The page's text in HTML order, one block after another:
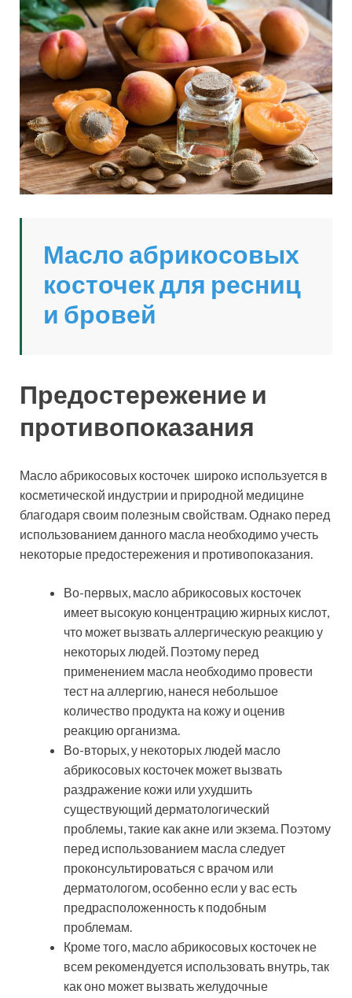
Масло абрикосовых
косточек для ресниц
и бровей
Предостережение и
противопоказания
Масло абрикосовых косточек широко используется в
косметической индустрии и природной медицине
благодаря своим полезным свойствам. Однако перед
использованием данного масла необходимо учесть
некоторые предостережения и противопоказания.
Во-первых, масло абрикосовых косточек
имеет высокую концентрацию жирных кислот,
что может вызвать аллергическую реакцию у
некоторых людей. Поэтому перед
применением масла необходимо провести
тест на аллергию, нанеся небольшое
количество продукта на кожу и оценив
реакцию организма.
Во-вторых, у некоторых людей масло
абрикосовых косточек может вызвать
раздражение кожи или ухудшить
существующий дерматологический
проблемы, такие как акне или экзема. Поэтому
перед использованием масла следует
проконсультироваться с врачом или
дерматологом, особенно если у вас есть
предрасположенность к подобным
проблемам.
Кроме того, масло абрикосовых косточек не
всем рекомендуется использовать внутрь, так
как оно может вызвать желудочные